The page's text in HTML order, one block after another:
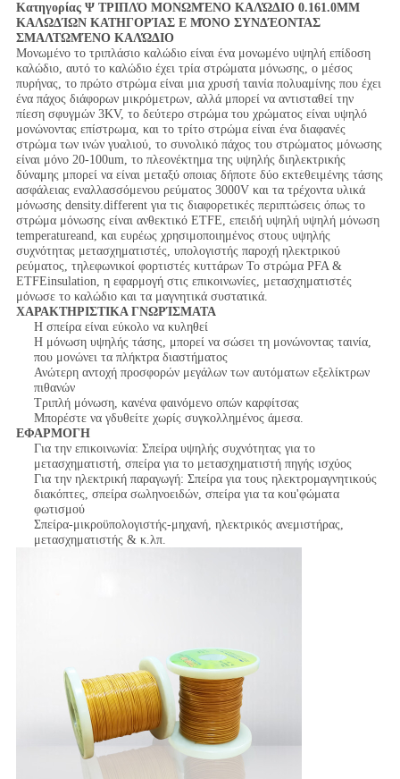
Κατηγορίας Ψ ΤΡΙΠΛΌ ΜΟΝΩΜΈΝΟ ΚΑΛΏΔΙΟ 0.161.0MM
ΚΑΛΩΔΊΩΝ ΚΑΤΗΓΟΡΊΑΣ Ε ΜΌΝΟ ΣΥΝΔΈΟΝΤΑΣ
ΣΜΑΛΤΩΜΈΝΟ ΚΑΛΏΔΙΟ
Μονωμένο το τριπλάσιο καλώδιο είναι ένα μονωμένο υψηλή επίδοση
καλώδιο, αυτό το καλώδιο έχει τρία στρώματα μόνωσης, ο μέσος
πυρήνας, το πρώτο στρώμα είναι μια χρυσή ταινία πολυαμίνης που έχει
ένα πάχος διάφορων μικρόμετρων, αλλά μπορεί να αντισταθεί την
πίεση σφυγμών 3KV, το δεύτερο στρώμα του χρώματος είναι υψηλό
μονώνοντας επίστρωμα, και το τρίτο στρώμα είναι ένα διαφανές
στρώμα των ινών γυαλιού, το συνολικό πάχος του στρώματος μόνωσης
είναι μόνο 20-100um, το πλεονέκτημα της υψηλής διηλεκτρικής
δύναμης μπορεί να είναι μεταξύ οποιας δήποτε δύο εκτεθειμένης τάσης
ασφάλειας εναλλασσόμενου ρεύματος 3000V και τα τρέχοντα υλικά
μόνωσης density.different για τις διαφορετικές περιπτώσεις όπως το
στρώμα μόνωσης είναι ανθεκτικό ETFE, επειδή υψηλή υψηλή μόνωση
temperatureand, και ευρέως χρησιμοποιημένος στους υψηλής
συχνότητας μετασχηματιστές, υπολογιστής παροχή ηλεκτρικού
ρεύματος, τηλεφωνικοί φορτιστές κυττάρων Το στρώμα PFA &
ETFEinsulation, η εφαρμογή στις επικοινωνίες, μετασχηματιστές
μόνωσε το καλώδιο και τα μαγνητικά συστατικά.
ΧΑΡΑΚΤΗΡΙΣΤΙΚΑ ΓΝΩΡΊΣΜΑΤΑ
Η σπείρα είναι εύκολο να κυληθεί
Η μόνωση υψηλής τάσης, μπορεί να σώσει τη μονώνοντας ταινία,
που μονώνει τα πλήκτρα διαστήματος
Ανώτερη αντοχή προσφορών μεγάλων των αυτόματων εξελίκτρων
πιθανών
Τριπλή μόνωση, κανένα φαινόμενο οπών καρφίτσας
Μπορέστε να γδυθείτε χωρίς συγκολλημένος άμεσα.
ΕΦΑΡΜΟΓΗ
Για την επικοινωνία: Σπείρα υψηλής συχνότητας για το
μετασχηματιστή, σπείρα για το μετασχηματιστή πηγής ισχύος
Για την ηλεκτρική παραγωγή: Σπείρα για τους ηλεκτρομαγνητικούς
διακόπτες, σπείρα σωληνοειδών, σπείρα για τα κοu'φώματα
φωτισμού
Σπείρα-μικροϋπολογιστής-μηχανή, ηλεκτρικός ανεμιστήρας,
μετασχηματιστής & κ.λπ.